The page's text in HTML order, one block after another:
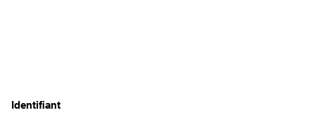
Identifiant